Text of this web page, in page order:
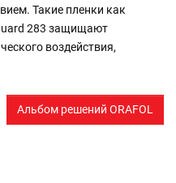
Такие пленки как
283 защищают
воздействия,
Альбом решений ORAFOL